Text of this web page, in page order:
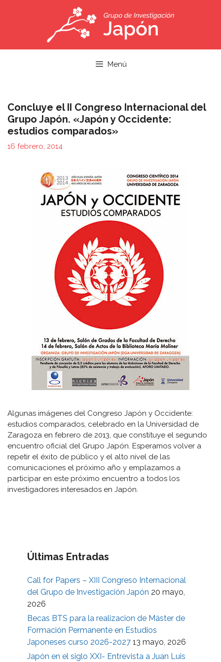
Menú
Concluye el II Congreso Internacional del
Grupo Japón. «Japón y Occidente:
estudios comparados»
16 febrero, 2014
Algunas imágenes del Congreso Japón y Occidente:
estudios comparados, celebrado en la Universidad de
Zaragoza en febrero de 2013, que constituye el segundo
encuentro oficial del Grupo Japón. Esperamos volver a
repetir el éxito de público y el alto nivel de las
comunicaciones el próximo año y emplazamos a
participar en este próximo encuentro a todos los
investigadores interesados en Japón.
Últimas Entradas
Call for Papers – XIII Congreso Internacional
del Grupo de Investigación Japón 20 mayo,
2026
Becas BTS para la realizacion de Máster de
Formación Permanente en Estudios
Japoneses curso 2026-2027 13 mayo, 2026
Japón en el siglo XXI- Entrevista a Juan Luis